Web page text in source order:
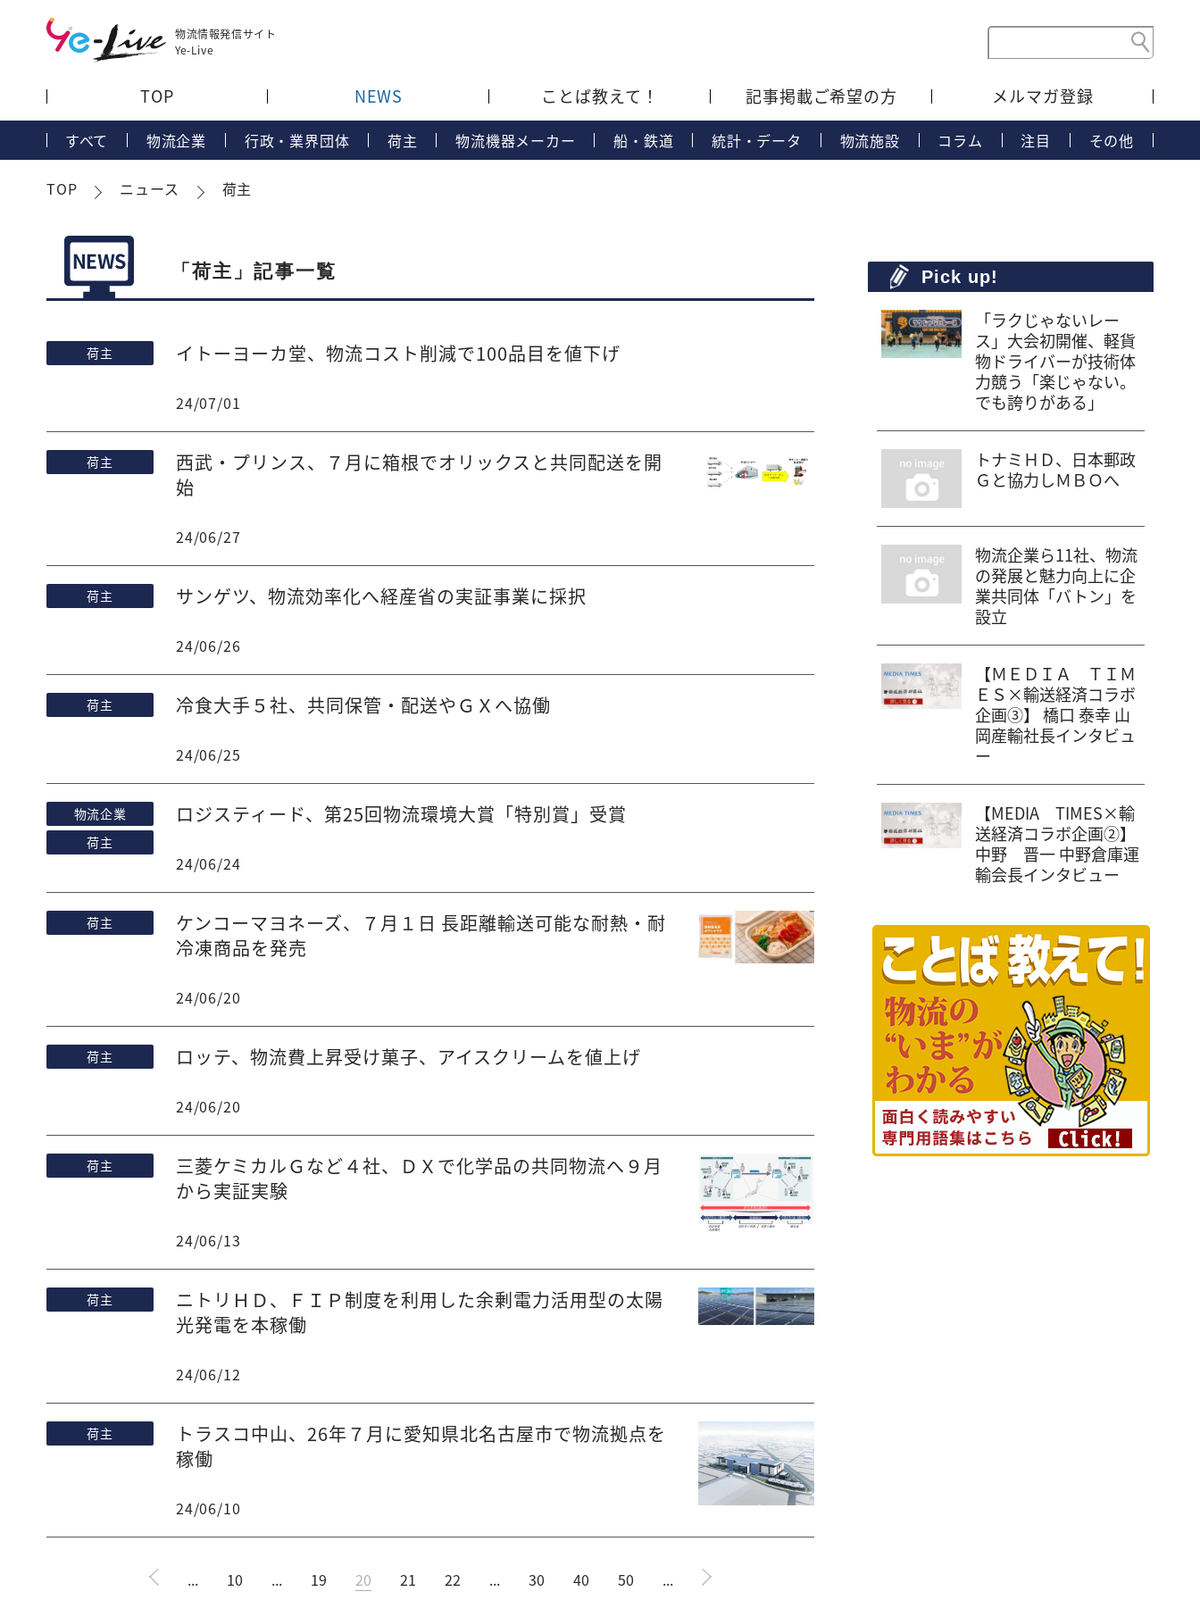
物流情報発信サイト
Ye-Live
TOP NEWS ことば教えて！ 記事掲載ご希望の方 メルマガ登録
すべて 物流企業 行政・業界団体 荷主 物流機器メーカー 船・鉄道 統計・データ 物流施設 コラム 注目 その他
TOP ニュース 荷主
「荷主」記事一覧
荷主 イトーヨーカ堂、物流コスト削減で100品目を値下げ
24/07/01
荷主
西武・プリンス、７月に箱根でオリックスと共同配送を開
始
24/06/27
荷主 サンゲツ、物流効率化へ経産省の実証事業に採択
24/06/26
荷主 冷食大手５社、共同保管・配送やＧＸへ協働
24/06/25
物流企業
荷主
ロジスティード、第25回物流環境大賞「特別賞」受賞
24/06/24
荷主
ケンコーマヨネーズ、７月１日 長距離輸送可能な耐熱・耐
冷凍商品を発売
24/06/20
荷主 ロッテ、物流費上昇受け菓子、アイスクリームを値上げ
24/06/20
荷主
三菱ケミカルＧなど４社、ＤＸで化学品の共同物流へ９月
から実証実験
24/06/13
荷主
ニトリＨＤ、ＦＩＰ制度を利用した余剰電力活用型の太陽
光発電を本稼働
24/06/12
荷主
トラスコ中山、26年７月に愛知県北名古屋市で物流拠点を
稼働
24/06/10
... 10 ... 19 20 21 22 ... 30 40 50 ...
Pick up!
「ラクじゃないレー
ス」大会初開催、軽貨
物ドライバーが技術体
力競う「楽じゃない。
でも誇りがある」
トナミＨＤ、日本郵政
Ｇと協力しＭＢＯへ
物流企業ら11社、物流
の発展と魅力向上に企
業共同体「バトン」を
設立
【ＭＥＤＩＡ ＴＩＭ
ＥＳ×輸送経済コラボ
企画③】 橋口 泰幸 山
岡産輸社長インタビュ
ー
【MEDIA TIMES×輸
送経済コラボ企画②】
中野 晋一 中野倉庫運
輸会長インタビュー